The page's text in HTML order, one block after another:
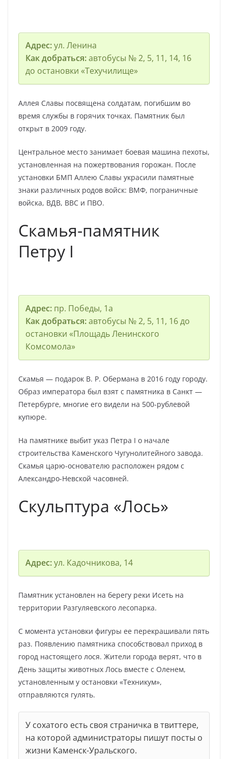
Адрес:ул. Ленина
Как добраться:автобусы № 2, 5, 11, 14, 16
до остановки «Техучилище»
Аллея Славы посвящена солдатам, погибшим во
время службы в горячих точках. Памятник был
открыт в 2009 году.
Центральное место занимает боевая машина пехоты,
установленная на пожертвования горожан. После
установки БМП Аллею Славы украсили памятные
знаки различных родов войск: ВМФ, пограничные
войска, ВДВ, ВВС и ПВО.
Скамья-памятник
Петру I
Адрес:пр. Победы, 1а
Как добраться:автобусы № 2, 5, 11, 16 до
остановки «Площадь Ленинского
Комсомола»
Скамья — подарок В. Р. Обермана в 2016 году городу.
Образ императора был взят с памятника в Санкт —
Петербурге, многие его видели на 500-рублевой
купюре.
На памятнике выбит указ Петра I о начале
строительства Каменского Чугунолитейного завода.
Скамья царю-основателю расположен рядом с
Александро-Невской часовней.
Скульптура «Лось»
Адрес:ул. Кадочникова, 14
Памятник установлен на берегу реки Исеть на
территории Разгуляевского лесопарка.
С момента установки фигуры ее перекрашивали пять
раз. Появлению памятника способствовал приход в
город настоящего лося. Жители города верят, что в
День защиты животных Лось вместе с Оленем,
установленным у остановки «Техникум»,
отправляются гулять.
У сохатого есть своя страничка в твиттере,
на которой администраторы пишут посты о
жизни Каменск-Уральского.